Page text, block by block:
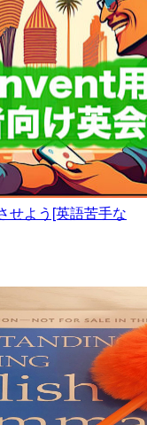
せよう[英語苦手な